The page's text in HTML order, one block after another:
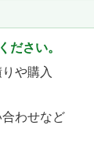
ださい。
や購入
わせなど